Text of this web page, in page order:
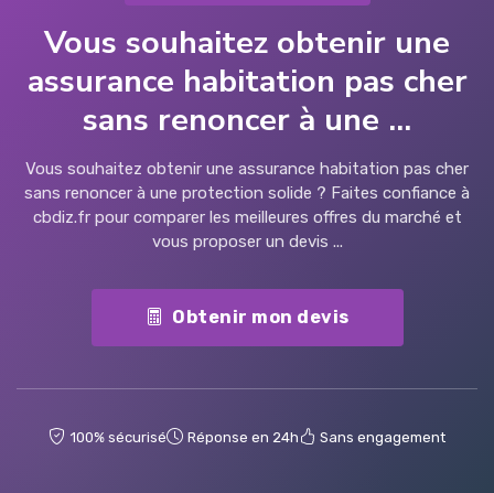
Vous souhaitez obtenir une
assurance habitation pas cher
sans renoncer à une ...
Vous souhaitez obtenir une assurance habitation pas cher
sans renoncer à une protection solide ? Faites confiance à
cbdiz.fr pour comparer les meilleures offres du marché et
vous proposer un devis ...
Obtenir mon devis
100% sécurisé Réponse en 24h Sans engagement